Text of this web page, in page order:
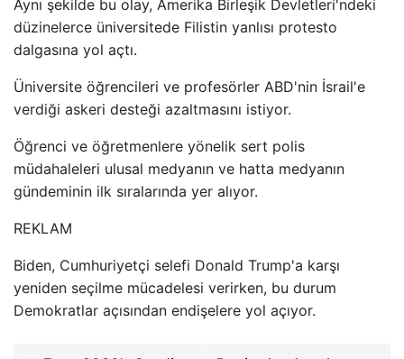
Aynı şekilde bu olay, Amerika Birleşik Devletleri'ndeki
düzinelerce üniversitede Filistin yanlısı protesto
dalgasına yol açtı.
Üniversite öğrencileri ve profesörler ABD'nin İsrail'e
verdiği askeri desteği azaltmasını istiyor.
Öğrenci ve öğretmenlere yönelik sert polis
müdahaleleri ulusal medyanın ve hatta medyanın
gündeminin ilk sıralarında yer alıyor.
REKLAM
Biden, Cumhuriyetçi selefi Donald Trump'a karşı
yeniden seçilme mücadelesi verirken, bu durum
Demokratlar açısından endişelere yol açıyor.